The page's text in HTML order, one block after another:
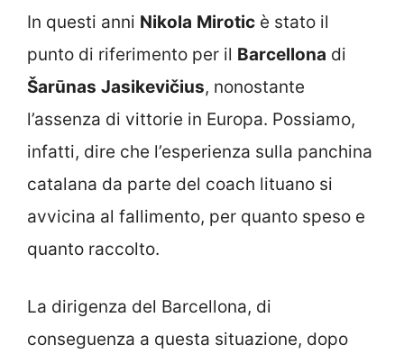
In questi anni Nikola Mirotic è stato il
punto di riferimento per il Barcellona di
Šarūnas Jasikevičius, nonostante
l’assenza di vittorie in Europa. Possiamo,
infatti, dire che l’esperienza sulla panchina
catalana da parte del coach lituano si
avvicina al fallimento, per quanto speso e
quanto raccolto.
La dirigenza del Barcellona, di
conseguenza a questa situazione, dopo